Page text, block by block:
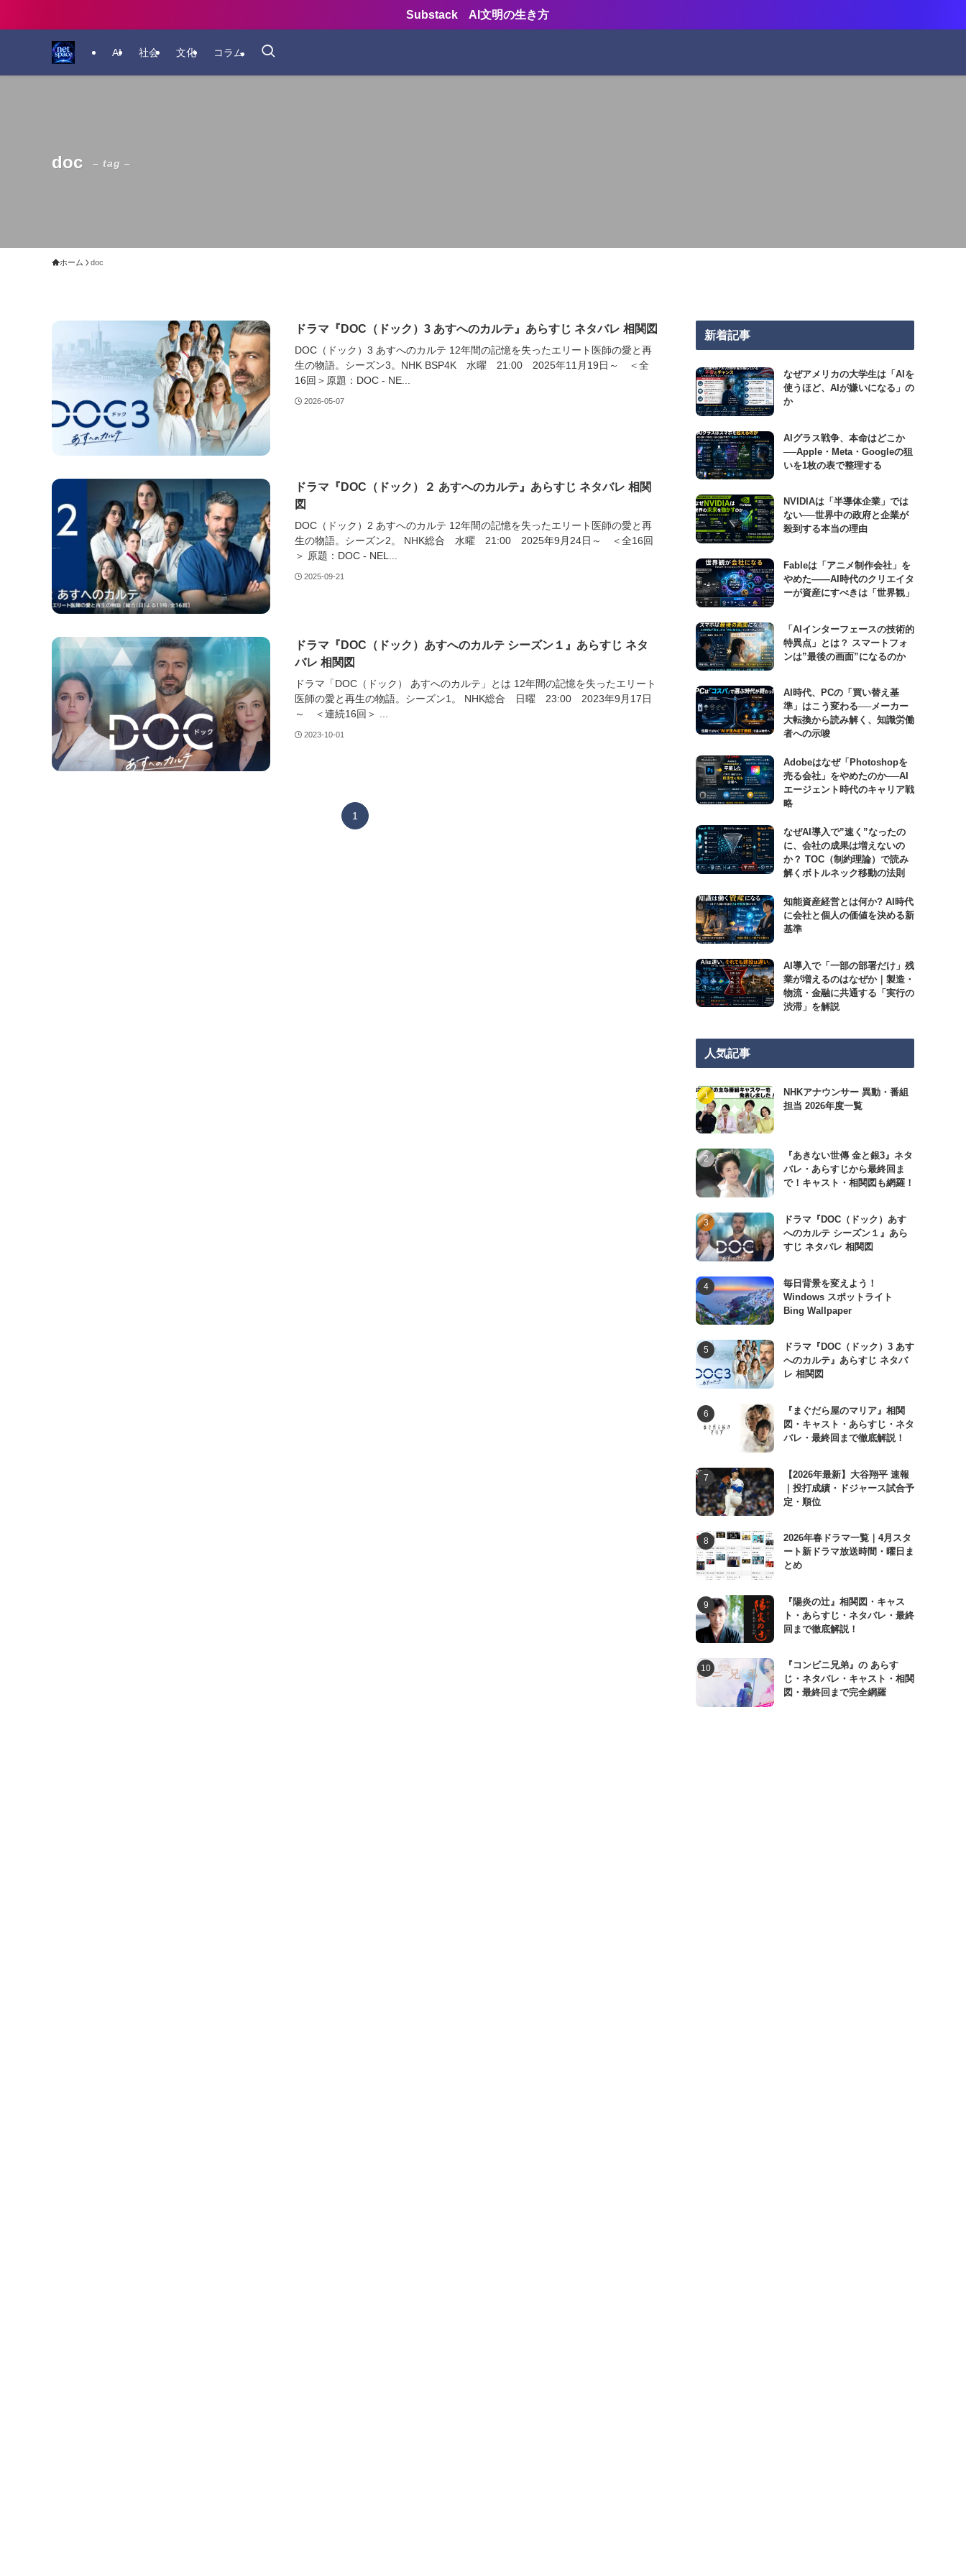
Substack AI文明の生き方
AI 社会 文化 コラム
doc – tag –
ホーム doc
ドラマ『DOC（ドック）3 あすへのカルテ』あらすじ ネタバレ 相関図
DOC（ドック）3 あすへのカルテ 12年間の記憶を失ったエリート医師の愛と再
生の物語。シーズン3。NHK BSP4K 水曜 21:00 2025年11月19日～ ＜全
16回＞原題：DOC - NE...
2026-05-07
ドラマ『DOC（ドック）２ あすへのカルテ』あらすじ ネタバレ 相関
図
DOC（ドック）2 あすへのカルテ 12年間の記憶を失ったエリート医師の愛と再
生の物語。シーズン2。 NHK総合 水曜 21:00 2025年9月24日～ ＜全16回
＞ 原題：DOC - NEL...
2025-09-21
ドラマ『DOC（ドック）あすへのカルテ シーズン１』あらすじ ネタ
バレ 相関図
ドラマ「DOC（ドック） あすへのカルテ」とは 12年間の記憶を失ったエリート
医師の愛と再生の物語。シーズン1。 NHK総合 日曜 23:00 2023年9月17日
～ ＜連続16回＞ ...
2023-10-01
1
新着記事
なぜアメリカの大学生は「AIを
使うほど、AIが嫌いになる」の
か
AIグラス戦争、本命はどこか
──Apple・Meta・Googleの狙
いを1枚の表で整理する
NVIDIAは「半導体企業」では
ない──世界中の政府と企業が
殺到する本当の理由
Fableは「アニメ制作会社」を
やめた――AI時代のクリエイタ
ーが資産にすべきは「世界観」
「AIインターフェースの技術的
特異点」とは？ スマートフォ
ンは”最後の画面”になるのか
AI時代、PCの「買い替え基
準」はこう変わる──メーカー
大転換から読み解く、知識労働
者への示唆
Adobeはなぜ「Photoshopを
売る会社」をやめたのか──AI
エージェント時代のキャリア戦
略
なぜAI導入で”速く”なったの
に、会社の成果は増えないの
か？ TOC（制約理論）で読み
解くボトルネック移動の法則
知能資産経営とは何か? AI時代
に会社と個人の価値を決める新
基準
AI導入で「一部の部署だけ」残
業が増えるのはなぜか｜製造・
物流・金融に共通する「実行の
渋滞」を解説
人気記事
NHKアナウンサー 異動・番組
担当 2026年度一覧
『あきない世傳 金と銀3』ネタ
バレ・あらすじから最終回ま
で！キャスト・相関図も網羅！
ドラマ『DOC（ドック）あす
へのカルテ シーズン１』あら
すじ ネタバレ 相関図
毎日背景を変えよう！
Windows スポットライト
Bing Wallpaper
ドラマ『DOC（ドック）3 あす
へのカルテ』あらすじ ネタバ
レ 相関図
『まぐだら屋のマリア』相関
図・キャスト・あらすじ・ネタ
バレ・最終回まで徹底解説！
【2026年最新】大谷翔平 速報
｜投打成績・ドジャース試合予
定・順位
2026年春ドラマ一覧｜4月スタ
ート新ドラマ放送時間・曜日ま
とめ
『陽炎の辻』相関図・キャス
ト・あらすじ・ネタバレ・最終
回まで徹底解説！
『コンビニ兄弟』の あらす
じ・ネタバレ・キャスト・相関
図・最終回まで完全網羅